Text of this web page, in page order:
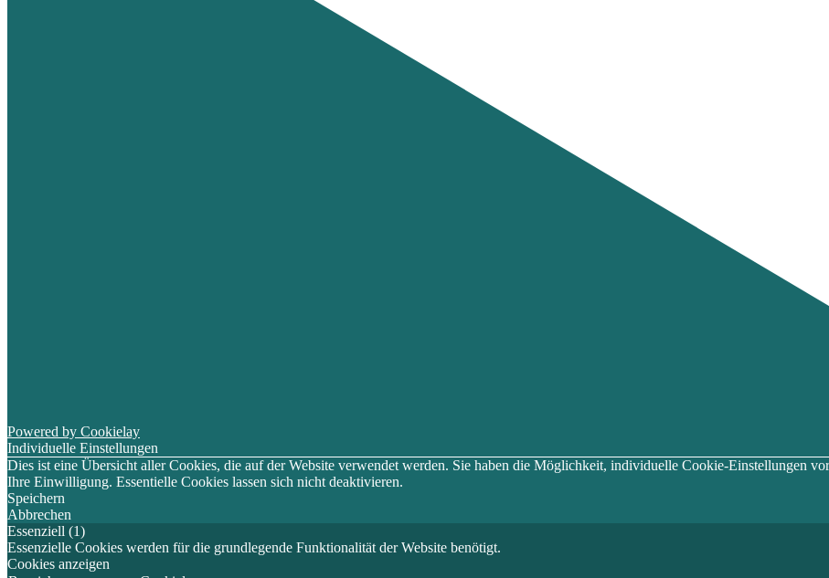
Powered by Cookielay
Individuelle Einstellungen
Dies ist eine Übersicht aller Cookies, die auf der Website verwendet werden. Sie haben die Möglichkeit, individuelle Cookie-Einstellungen
Ihre Einwilligung. Essentielle Cookies lassen sich nicht deaktivieren.
Speichern
Abbrechen
Essenziell (1)
Essenzielle Cookies werden für die grundlegende Funktionalität der Website benötigt.
Cookies anzeigen